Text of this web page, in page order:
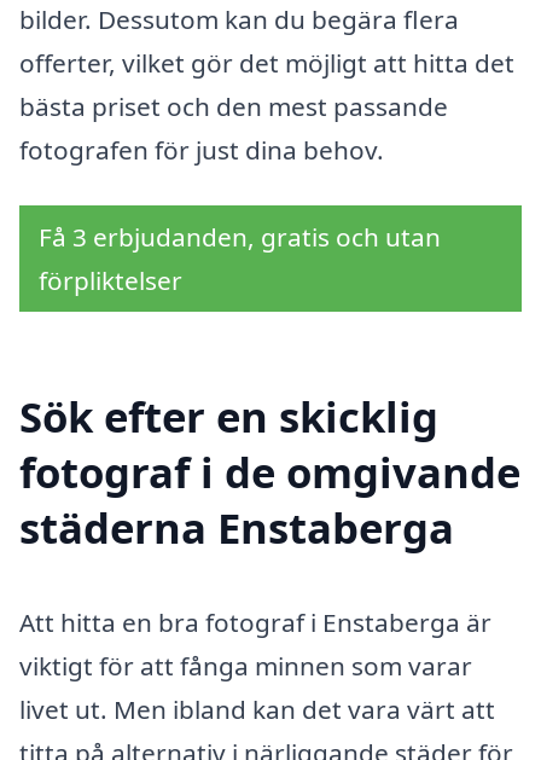
bilder. Dessutom kan du begära flera
offerter, vilket gör det möjligt att hitta det
bästa priset och den mest passande
fotografen för just dina behov.
Få 3 erbjudanden, gratis och utan
förpliktelser
Sök efter en skicklig
fotograf i de omgivande
städerna Enstaberga
Att hitta en bra fotograf i Enstaberga är
viktigt för att fånga minnen som varar
livet ut. Men ibland kan det vara värt att
titta på alternativ i närliggande städer för